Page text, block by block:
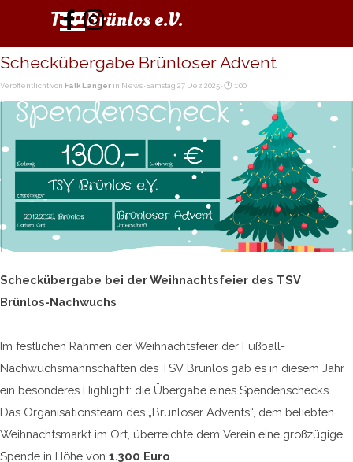
TSV Brünlos e.V.
Menü überspringen
Scheckübergabe Brünloser Advent
Veröffentlicht von Falk Langer in News· Samstag 27 Dez 2025 · 1:00
Scheckübergabe bei der Weihnachtsfeier des TSV
Brünlos-Nachwuchs
Im festlichen Rahmen der Weihnachtsfeier der Fußball-
Nachwuchsmannschaften des TSV Brünlos gab es in diesem Jahr
ein besonderes Highlight: die Übergabe eines Spendenschecks.
Das Organisationsteam des „Brünloser Advents“, dem beliebten
Weihnachtsmarkt im Ort, überreichte dem Verein eine großzügige
Spende in Höhe von 1.300 Euro